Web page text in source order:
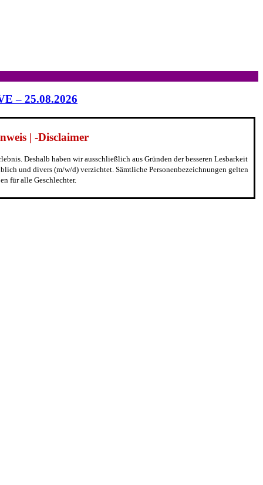
– 25.08.2026
| -Disclaimer
Deshalb haben wir ausschließlich aus Gründen der besseren Lesbarkeit
und divers (m/w/d) verzichtet. Sämtliche Personenbezeichnungen gelten
für alle Geschlechter.